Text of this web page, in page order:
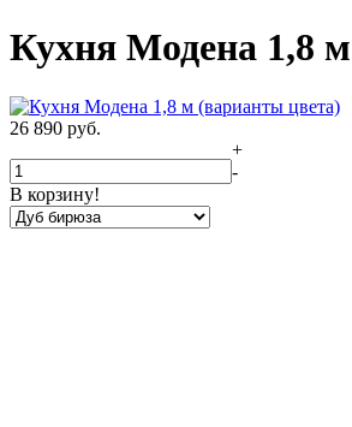
Кухня Модена 1,8
26 890 руб.
+
-
В корзину!